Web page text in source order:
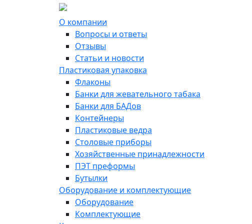
О компании
Вопросы и ответы
Отзывы
Статьи и новости
Пластиковая упаковка
Флаконы
Банки для жевательного табака
Банки для БАДов
Контейнеры
Пластиковые ведра
Столовые приборы
Хозяйственные принадлежности
ПЭТ преформы
Бутылки
Оборудование и комплектующие
Оборудование
Комплектующие